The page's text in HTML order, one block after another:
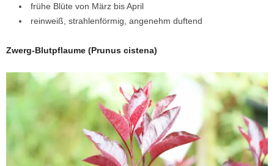
frühe Blüte von März bis April
reinweiß, strahlenförmig, angenehm duftend
Zwerg-Blutpflaume (Prunus cistena)